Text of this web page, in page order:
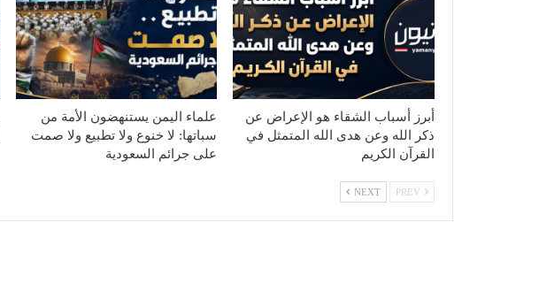
أبرز أسباب الشقاء هو الإعراض عن
ذكر الله وعن هدى الله المتمثل في
القرآن الكريم
علماء اليمن يستنهضون الأمة من
سباتها: لا خنوع ولا تطبيع ولا صمت
على جرائم السعودية
NEXT